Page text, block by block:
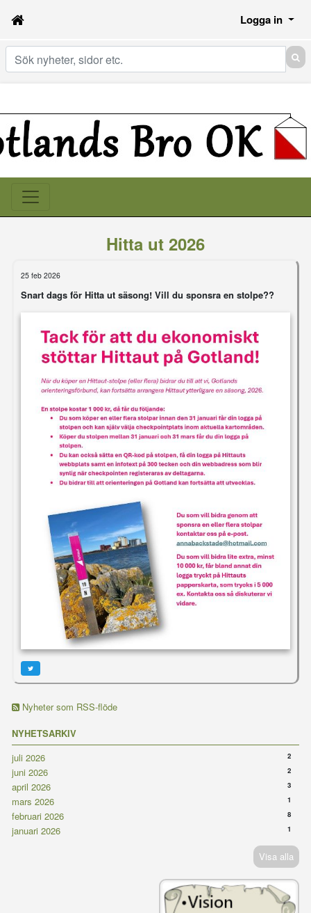
Logga in
Sök
Nyheter som RSS-flöde
NYHETSARKIV
juli 2026
2
juni 2026 2
april 2026 3
mars 2026 1
februari 2026 8
januari 2026 1
Visa alla
Hitta ut 2026
25 feb 2026
Snart dags för Hitta ut säsong! Vill du sponsra en stolpe??